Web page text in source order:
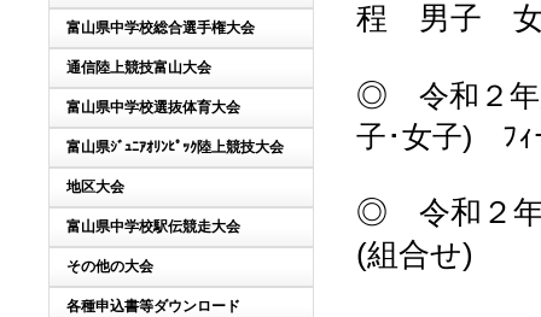
程 男子
◎ 令和２
子･女子) ﾌｨ
◎ 令和２年
(組合せ)
富山県中学校総合選手権大会
通信陸上競技富山大会
富山県中学校選抜体育大会
富山県ｼﾞｭﾆｱｵﾘﾝﾋﾟｯｸ陸上競技大会
地区大会
富山県中学校駅伝競走大会
その他の大会
各種申込書等ダウンロード